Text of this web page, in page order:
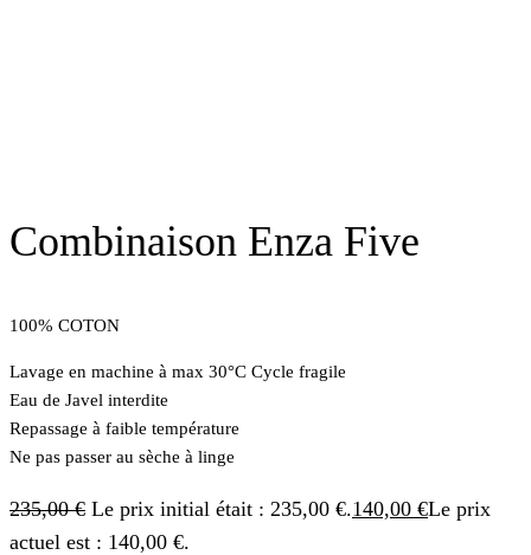
Combinaison Enza Five
100% COTON
Lavage en machine à max 30°C Cycle fragile
Eau de Javel interdite
Repassage à faible température
Ne pas passer au sèche à linge
235,00€ Le prix initial était : 235,00 €.140,00 €Le prix
actuel est : 140,00 €.